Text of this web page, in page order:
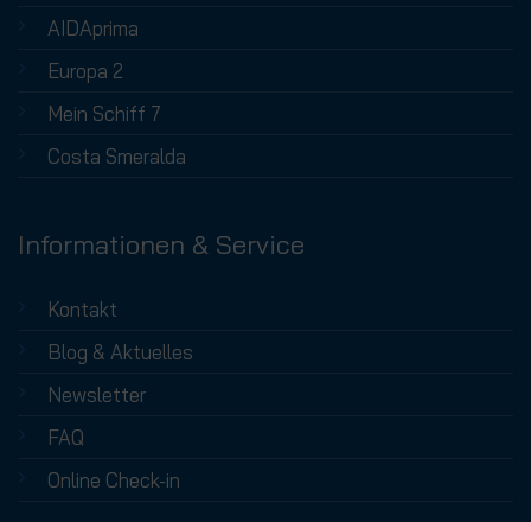
AIDAprima
Europa 2
Mein Schiff 7
Costa Smeralda
Informationen & Service
Kontakt
Blog & Aktuelles
Newsletter
FAQ
Online Check-in